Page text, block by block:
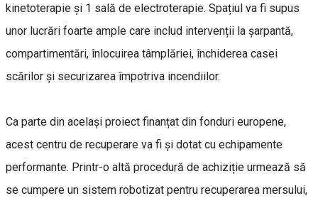
kinetoterapie și 1 sală de electroterapie. Spațiul va fi supus
unor lucrări foarte ample care includ intervenții la șarpantă,
compartimentări, înlocuirea tâmplăriei, închiderea casei
scărilor și securizarea împotriva incendiilor.
Ca parte din același proiect finanțat din fonduri europene,
acest centru de recuperare va fi și dotat cu echipamente
performante. Printr-o altă procedură de achiziție urmează să
se cumpere un sistem robotizat pentru recuperarea mersului,